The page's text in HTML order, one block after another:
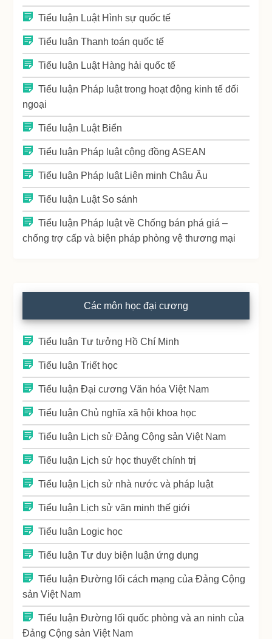
Tiểu luận Luật Hình sự quốc tế
Tiểu luận Thanh toán quốc tế
Tiểu luận Luật Hàng hải quốc tế
Tiểu luận Pháp luật trong hoạt động kinh tế đối
ngoại
Tiểu luận Luật Biển
Tiểu luận Pháp luật cộng đồng ASEAN
Tiểu luận Pháp luật Liên minh Châu Âu
Tiểu luận Luật So sánh
Tiểu luận Pháp luật về Chống bán phá giá –
chống trợ cấp và biện pháp phòng vệ thương mại
Các môn học đại cương
Tiểu luận Tư tưởng Hồ Chí Minh
Tiểu luận Triết học
Tiểu luận Đại cương Văn hóa Việt Nam
Tiểu luận Chủ nghĩa xã hội khoa học
Tiểu luận Lịch sử Đảng Cộng sản Việt Nam
Tiểu luận Lịch sử học thuyết chính trị
Tiểu luận Lịch sử nhà nước và pháp luật
Tiểu luận Lịch sử văn minh thế giới
Tiểu luận Logic học
Tiểu luận Tư duy biện luận ứng dụng
Tiểu luận Đường lối cách mạng của Đảng Cộng
sản Việt Nam
Tiểu luận Đường lối quốc phòng và an ninh của
Đảng Cộng sản Việt Nam